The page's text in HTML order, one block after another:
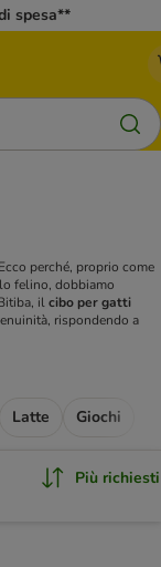
spesa**
perché, proprio come
felino, dobbiamo
ilcibo per gatti
rispondendo a
Latte Giochi
Più richiesti